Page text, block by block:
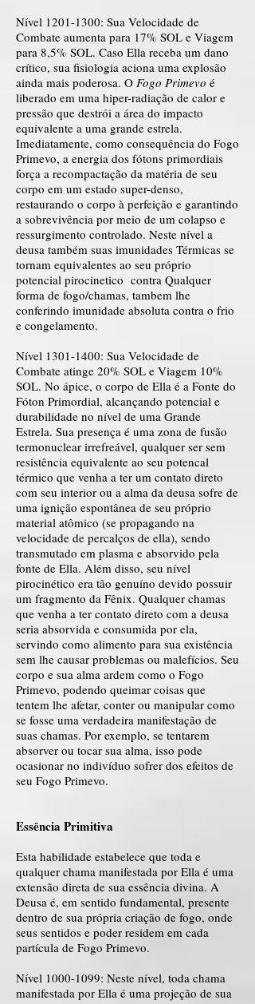
Nível 1201-1300: Sua Velocidade de
Combate aumenta para 17% SOL e Viagem
para 8,5% SOL. Caso Ella receba um dano
crítico, sua fisiologia aciona uma explosão
ainda mais poderosa. O Fogo Primevo é
liberado em uma hiper-radiação de calor e
pressão que destrói a área do impacto
equivalente a uma grande estrela.
Imediatamente, como consequência do Fogo
Primevo, a energia dos fótons primordiais
força a recompactação da matéria de seu
corpo em um estado super-denso,
restaurando o corpo à perfeição e garantindo
a sobrevivência por meio de um colapso e
ressurgimento controlado. Neste nível a
deusa também suas imunidades Térmicas se
tornam equivalentes ao seu próprio
potencial pirocinetico contra Qualquer
forma de fogo/chamas, tambem lhe
conferindo imunidade absoluta contra o frio
e congelamento.
Nível 1301-1400: Sua Velocidade de
Combate atinge 20% SOL e Viagem 10%
SOL. No ápice, o corpo de Ella é a Fonte do
Fóton Primordial, alcançando potencial e
durabilidade no nível de uma Grande
Estrela. Sua presença é uma zona de fusão
termonuclear irrefreável, qualquer ser sem
resistência equivalente ao seu potencal
térmico que venha a ter um contato direto
com seu interior ou a alma da deusa sofre de
uma ignição espontânea de seu próprio
material atômico (se propagando na
velocidade de percalços de ella), sendo
transmutado em plasma e absorvido pela
fonte de Ella. Além disso, seu nível
pirocinético era tão genuíno devido possuir
um fragmento da Fênix. Qualquer chamas
que venha a ter contato direto com a deusa
seria absorvida e consumida por ela,
servindo como alimento para sua existência
sem lhe causar problemas ou malefícios. Seu
corpo e sua alma ardem como o Fogo
Primevo, podendo queimar coisas que
tentem lhe afetar, conter ou manipular como
se fosse uma verdadeira manifestação de
suas chamas. Por exemplo, se tentarem
absorver ou tocar sua alma, isso pode
ocasionar no indivíduo sofrer dos efeitos de
seu Fogo Primevo.
Essência Primitiva
Esta habilidade estabelece que toda e
qualquer chama manifestada por Ella é uma
extensão direta de sua essência divina. A
Deusa é, em sentido fundamental, presente
dentro de sua própria criação de fogo, onde
seus sentidos e poder residem em cada
partícula de Fogo Primevo.
Nível 1000-1099: Neste nível, toda chama
manifestada por Ella é uma projeção de sua